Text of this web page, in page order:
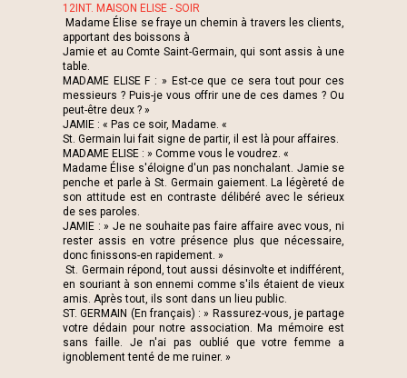
12INT. MAISON ELISE - SOIR
Madame Élise se fraye un chemin à travers les clients,
apportant des boissons à
Jamie et au Comte Saint-Germain, qui sont assis à une
table.
MADAME ELISE F : » Est-ce que ce sera tout pour ces
messieurs ? Puis-je vous offrir une de ces dames ? Ou
peut-être deux ? »
JAMIE : « Pas ce soir, Madame. «
St. Germain lui fait signe de partir, il est là pour affaires.
MADAME ELISE : » Comme vous le voudrez. «
Madame Élise s'éloigne d'un pas nonchalant. Jamie se
penche et parle à St. Germain gaiement. La légèreté de
son attitude est en contraste délibéré avec le sérieux
de ses paroles.
JAMIE : » Je ne souhaite pas faire affaire avec vous, ni
rester assis en votre présence plus que nécessaire,
donc finissons-en rapidement. »
St. Germain répond, tout aussi désinvolte et indifférent,
en souriant à son ennemi comme s'ils étaient de vieux
amis. Après tout, ils sont dans un lieu public.
ST. GERMAIN (En français) : » Rassurez-vous, je partage
votre dédain pour notre association. Ma mémoire est
sans faille. Je n'ai pas oublié que votre femme a
ignoblement tenté de me ruiner. »